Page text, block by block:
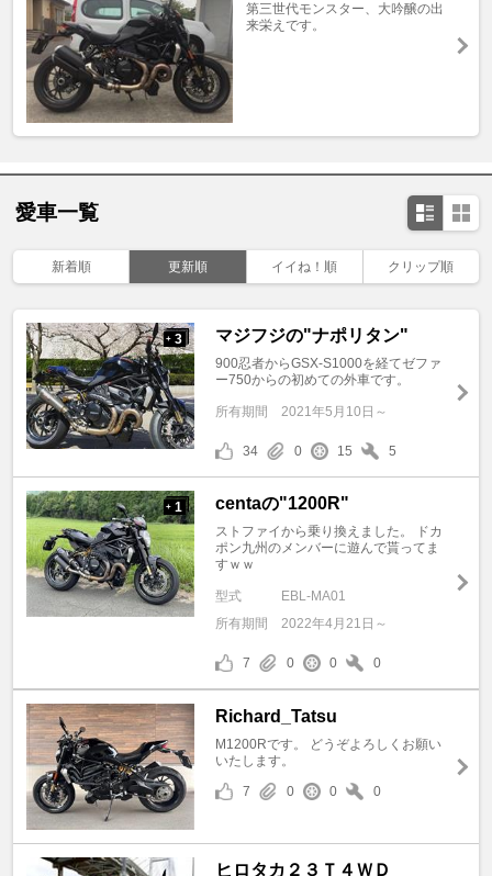
第三世代モンスター、大吟醸の出
来栄えです。
愛車一覧
新着順 更新順 イイね！順 クリップ順
+ 3 マジフジの"ナポリタン"
900忍者からGSX-S1000を経てゼファ
ー750からの初めての外車です。
所有期間 2021年5月10日～
34 0 15 5
+ 1 centaの"1200R"
ストファイから乗り換えました。 ドカ
ポン九州のメンバーに遊んで貰ってま
すｗｗ
型式
EBL-MA01
所有期間
2022年4月21日～
7 0 0 0
Richard_Tatsu
M1200Rです。 どうぞよろしくお願い
いたします。
7
0 0 0
ヒロタカ２３Ｔ４ＷＤ